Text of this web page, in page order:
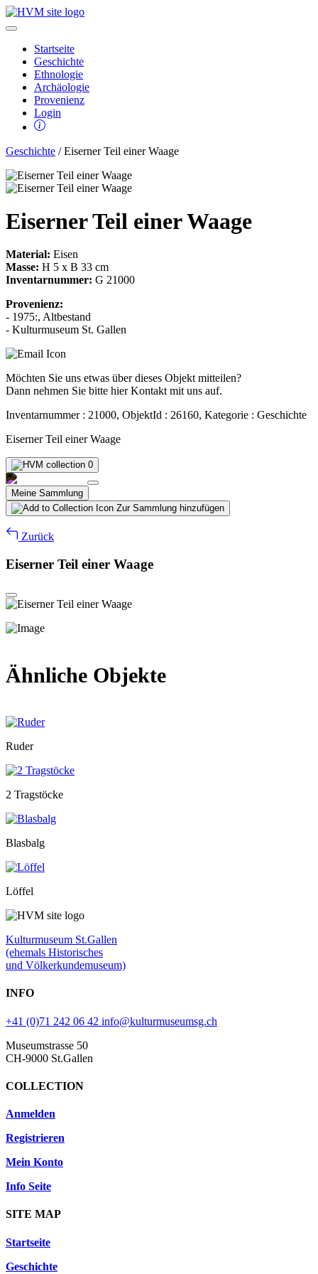
Startseite
Geschichte
Ethnologie
Archäologie
Provenienz
Login
Geschichte / Eiserner Teil einer Waage
Eiserner Teil einer Waage
Material: Eisen
Masse: H 5 x B 33 cm
Inventarnummer: G 21000
Provenienz:
- 1975:, Altbestand
- Kulturmuseum St. Gallen
Möchten Sie uns etwas über dieses Objekt mitteilen?
Dann nehmen Sie bitte hier Kontakt mit uns auf.
Inventarnummer : 21000, ObjektId : 26160, Kategorie : Geschichte
Eiserner Teil einer Waage
0
Meine Sammlung
Zur Sammlung hinzufügen
Zurück
Eiserner Teil einer Waage
Ähnliche Objekte
Ruder
2 Tragstöcke
Blasbalg
Löffel
Kulturmuseum St.Gallen
(ehemals Historisches
und Völkerkundemuseum)
INFO
+41 (0)71 242 06 42 info@kulturmuseumsg.ch
Museumstrasse 50
CH-9000 St.Gallen
COLLECTION
Anmelden
Registrieren
Mein Konto
Info Seite
SITE MAP
Startseite
Geschichte